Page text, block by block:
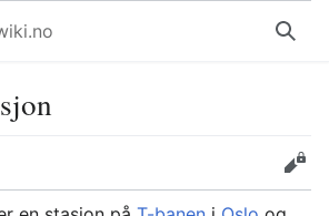
Søk
Rediger